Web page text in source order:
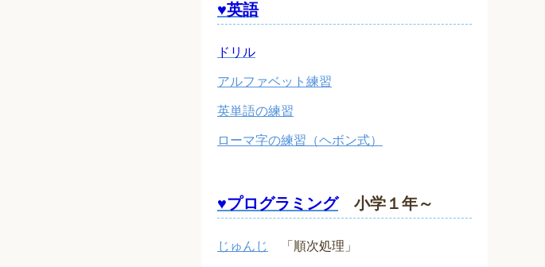
♥英語
ドリル
アルファベット練習
英単語の練習
ローマ字の練習（ヘボン式）
♥プログラミング小学１年～
じゅんじ 「順次処理」